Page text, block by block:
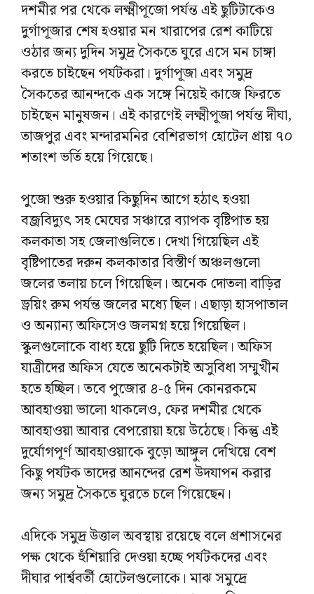
দশমীর পর থেকে লক্ষ্মীপূজো পর্যন্ত এই ছুটিটাকেও
দুর্গাপূজার শেষ হওয়ার মন খারাপের রেশ কাটিয়ে
ওঠার জন্য দুদিন সমুদ্র সৈকতে ঘুরে এসে মন চাঙ্গা
করতে চাইছেন পর্যটকরা। দুর্গাপূজা এবং সমুদ্র
সৈকতের আনন্দকে এক সঙ্গে নিয়েই কাজে ফিরতে
চাইছেন মানুষজন। এই কারণেই লক্ষ্মীপূজা পর্যন্ত দীঘা,
তাজপুর এবং মন্দারমনির বেশিরভাগ হোটেল প্রায় ৭০
শতাংশ ভর্তি হয়ে গিয়েছে।
পুজো শুরু হওয়ার কিছুদিন আগে হঠাৎ হওয়া
বজ্রবিদ্যুৎ সহ মেঘের সঞ্চারে ব্যাপক বৃষ্টিপাত হয়
কলকাতা সহ জেলাগুলিতে। দেখা গিয়েছিল এই
বৃষ্টিপাতের দরুন কলকাতার বিস্তীর্ণ অঞ্চলগুলো
জলের তলায় চলে গিয়েছিল। অনেক দোতলা বাড়ির
ড্রয়িং রুম পর্যন্ত জলের মধ্যে ছিল। এছাড়া হাসপাতাল
ও অন্যান্য অফিসেও জলমগ্ন হয়ে গিয়েছিল।
স্কুলগুলোকে বাধ্য হয়ে ছুটি দিতে হয়েছিল। অফিস
যাত্রীদের অফিস যেতে অনেকটাই অসুবিধা সম্মুখীন
হতে হচ্ছিল। তবে পুজোর ৪-৫ দিন কোনরকমে
আবহাওয়া ভালো থাকলেও, ফের দশমীর থেকে
আবহাওয়া আবার বেপরোয়া হয়ে উঠেছে। কিন্তু এই
দুর্যোগপূর্ণ আবহাওয়াকে বুড়ো আঙ্গুল দেখিয়ে বেশ
কিছু পর্যটক তাদের আনন্দের রেশ উদযাপন করার
জন্য সমুদ্র সৈকতে ঘুরতে চলে গিয়েছেন।
এদিকে সমুদ্র উত্তাল অবস্থায় রয়েছে বলে প্রশাসনের
পক্ষ থেকে হুঁশিয়ারি দেওয়া হচ্ছে পর্যটকদের এবং
দীঘার পার্শ্ববর্তী হোটেলগুলোকে। মাঝ সমুদ্রে